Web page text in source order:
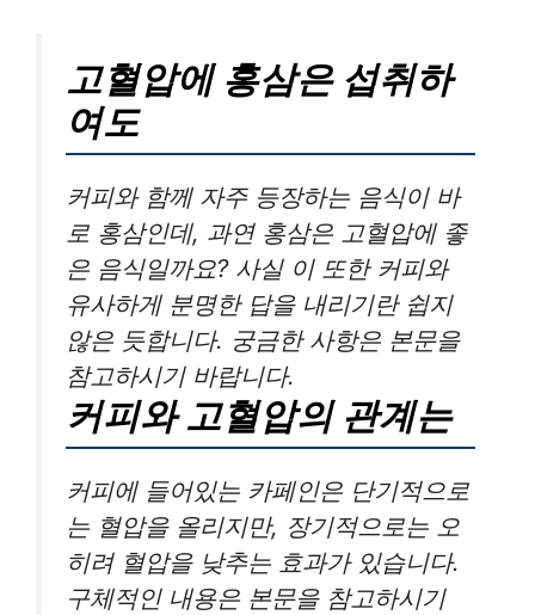
고혈압에 홍삼은 섭취하
여도
커피와 함께 자주 등장하는 음식이 바
로 홍삼인데, 과연 홍삼은 고혈압에 좋
은 음식일까요? 사실 이 또한 커피와
유사하게 분명한 답을 내리기란 쉽지
않은 듯합니다. 궁금한 사항은 본문을
참고하시기 바랍니다.
커피와 고혈압의 관계는
커피에 들어있는 카페인은 단기적으로
는 혈압을 올리지만, 장기적으로는 오
히려 혈압을 낮추는 효과가 있습니다.
구체적인 내용은 본문을 참고하시기